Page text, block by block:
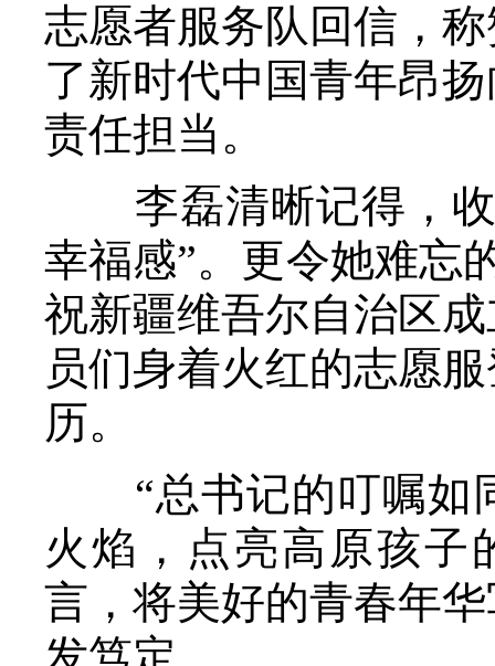
志愿者服务队回信，
了新时代中国青年昂
责任担当。
李磊清晰记得，收
幸福感”。更令她难忘
祝新疆维吾尔自治区
员们身着火红的志愿
历。
“总书记的叮嘱如
火焰，点亮高原孩子
言，将美好的青春年